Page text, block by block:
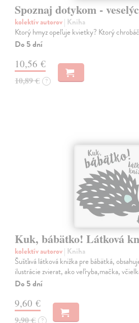
Spoznaj dotykom -
kolektív autorov| Kniha
Ktorý hmyz opeľuje kvietky? Ktorý
Do 5 dní
10,56 €
10,89 € ?
Kuk, bábätko! Látková
kolektív autorov| Kniha
Šušťavá látková knižka pre bábätká,
ilustrácie zvierat, ako veľryba,mačka,
Do 5 dní
9,60 €
9,90 € ?